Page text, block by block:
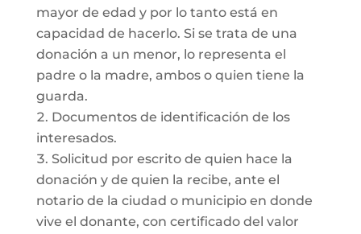
mayor de edad y por lo tanto está en
capacidad de hacerlo. Si se trata de una
donación a un menor, lo representa el
padre o la madre, ambos o quien tiene la
guarda.
Documentos de identificación de los
interesados.
Solicitud por escrito de quien hace la
donación y de quien la recibe, ante el
notario de la ciudad o municipio en donde
vive el donante, con certificado del valor